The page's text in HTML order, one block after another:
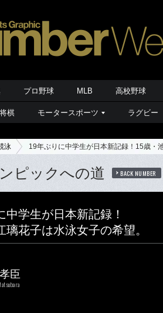
プロ野球 MLB 高校野球
将棋 モータースポーツ ラグビー
泳 19年ぶりに中学生が日本新記録！15歳・
ピックへの道 BACK NUMBER
中学生が日本新記録！
璃花子は水泳女子の希望。
臣